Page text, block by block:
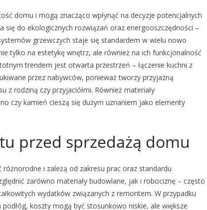
domu i mogą znacząco wpłynąć na decyzje potencjalnych
się do ekologicznych rozwiązań oraz energooszczędności –
grzewczych staje się standardem w wielu nowo
tylko na estetykę wnętrz, ale również na ich funkcjonalność
trendem jest otwarta przestrzeń – łączenie kuchni z
przez nabywców, ponieważ tworzy przyjazną
z rodziną czy przyjaciółmi. Również materiały
czy kamień cieszą się dużym uznaniem jako elementy
przed sprzedażą domu
i zależą od zakresu prac oraz standardu
zarówno materiały budowlane, jak i robociznę – często
wydatków związanych z remontem. W przypadku
koszty mogą być stosunkowo niskie, ale większe